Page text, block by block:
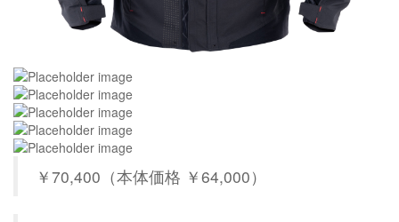
￥70,400（本体価格 ￥64,000）